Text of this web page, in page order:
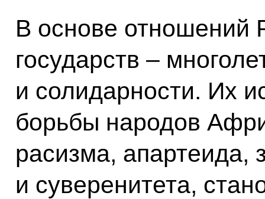
В основе отношений
государств –
и солидарности. Их
борьбы народов
расизма, апартеида,
и суверенитета,